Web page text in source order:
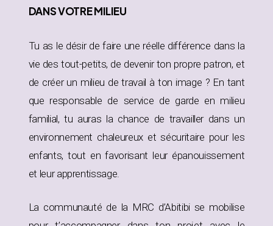
DANSVOTRE MILIEU
Tu as le désir de faire une réelle différence dans la
vie des tout-petits, de devenir ton propre patron, et
de créer un milieu de travail à ton image ? En tant
que responsable de service de garde en milieu
familial, tu auras la chance de travailler dans un
environnement chaleureux et sécuritaire pour les
enfants, tout en favorisant leur épanouissement
et leur apprentissage.
La communauté de la MRC d’Abitibi se mobilise